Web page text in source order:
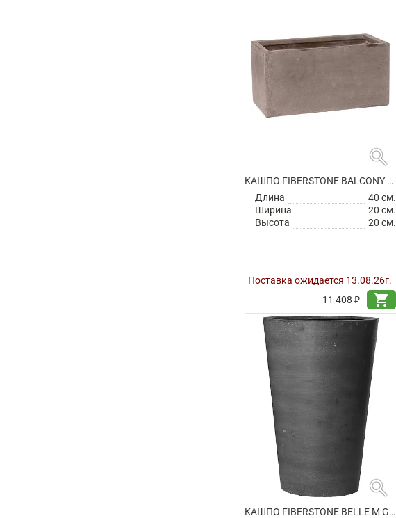
search
КАШПО FIBERSTONE BALCONY XS, TAUPE
Длина
40 см.
Ширина
20 см.
Высота
20 см.
Поставка ожидается 13.08.26г.
11 408 ₽
shopping_cart
search
КАШПО FIBERSTONE BELLE M GREY